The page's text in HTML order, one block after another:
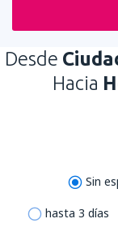
Desde
Hacia
Sin
hasta 3 días